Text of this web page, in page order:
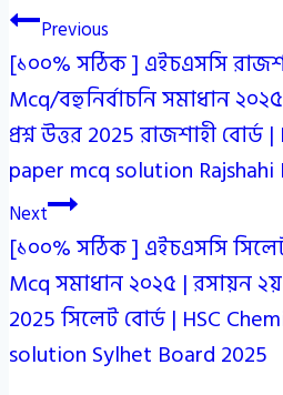
Post
navigation
Previous
[১০০% সঠিক ] এইচএসসি
Mcq/বহুনির্বাচনি সমাধান
প্রশ্ন উত্তর 2025 রাজশাহী
paper mcq solution
Next
[১০০% সঠিক ] এইচএসসি
Mcq সমাধান ২০২৫ | রসায়ন ২য়
2025 সিলেট বোর্ড | HSC
solution Sylhet Board 2025